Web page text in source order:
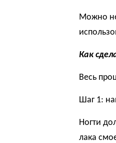
Можно
Как
Весь
Шаг 1:
Ногти
лака